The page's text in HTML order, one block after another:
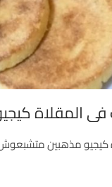
في المقلاة
كيجيو مذهبين